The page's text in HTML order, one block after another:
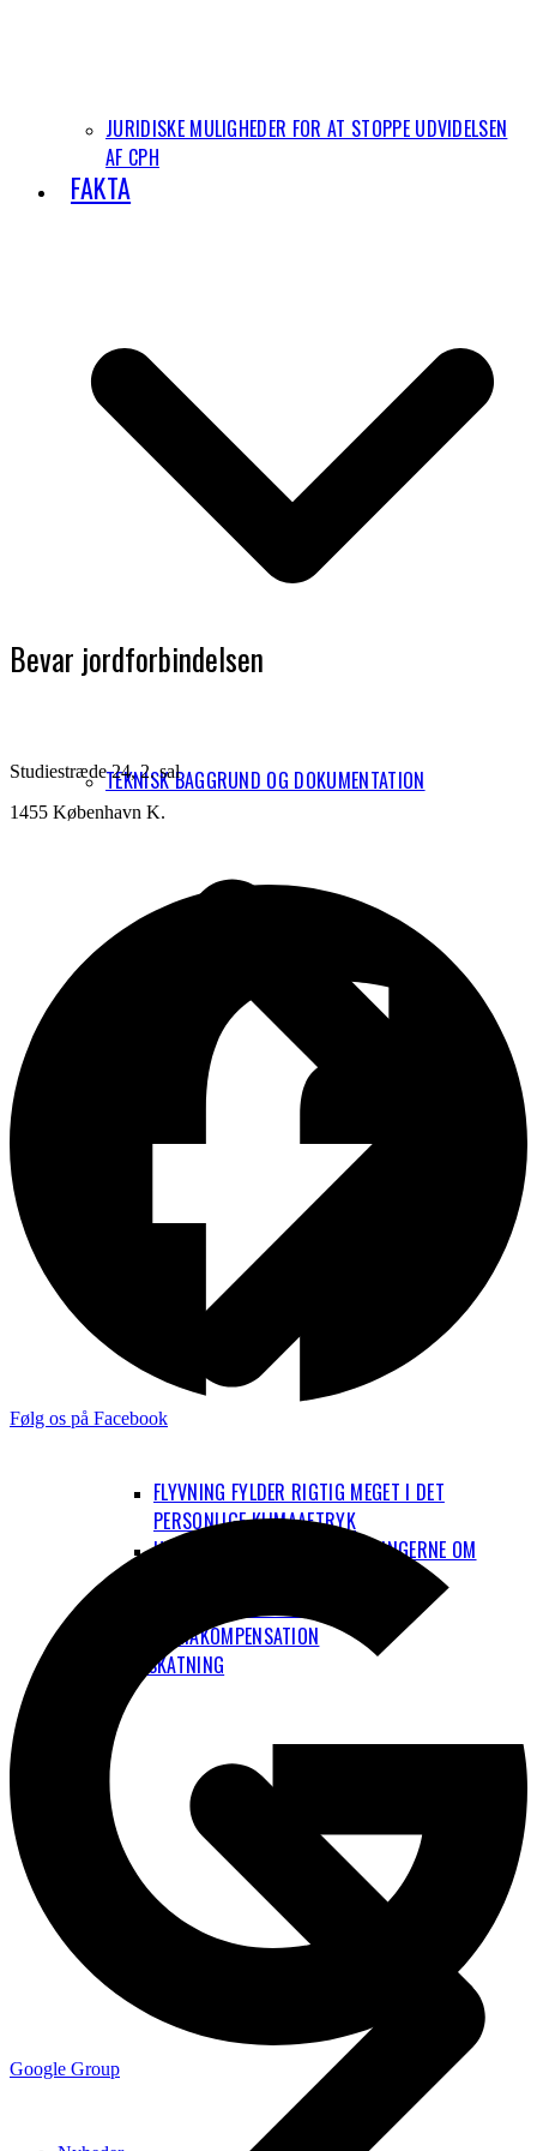
JURIDISKE MULIGHEDER FOR AT STOPPE UDVIDELSEN
AF CPH
FAKTA
TEKNISK BAGGRUND OG DOKUMENTATION
FLYVNING FYLDER RIGTIG MEGET I DET
PERSONLIGE KLIMAAFTRYK
HVAD ER OP OG NED I BEREGNINGERNE OM
KLIMAKOMPENSATION
FLYBESKATNING
Bevar jordforbindelsen
Studiestræde 24, 2. sal
1455 København K.
Følg os på Facebook
Google Group